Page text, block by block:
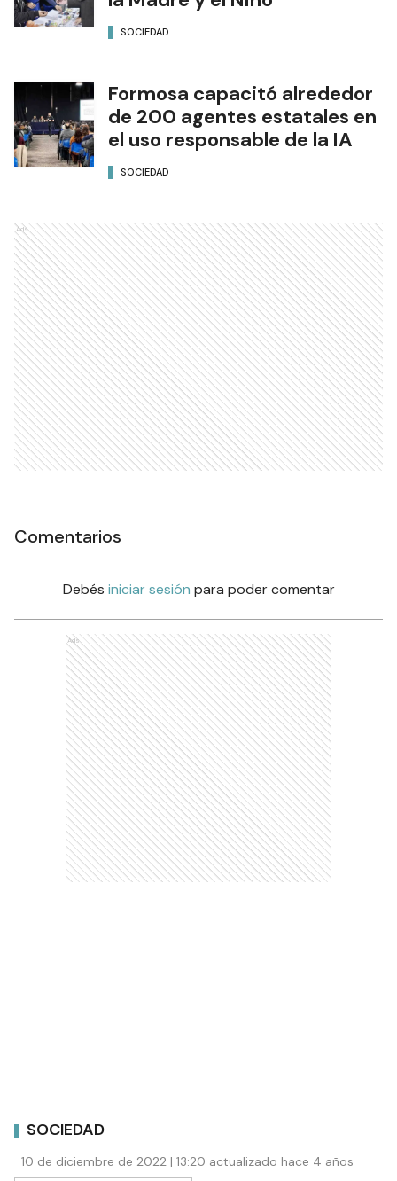
SOCIEDAD
Formosa capacitó alrededor
de 200 agentes estatales en
el uso responsable de la IA
SOCIEDAD
Ads
Comentarios
Debés iniciar sesión para poder comentar
Ads
SOCIEDAD
10 de diciembre de 2022 | 13:20 actualizado hace 4 años